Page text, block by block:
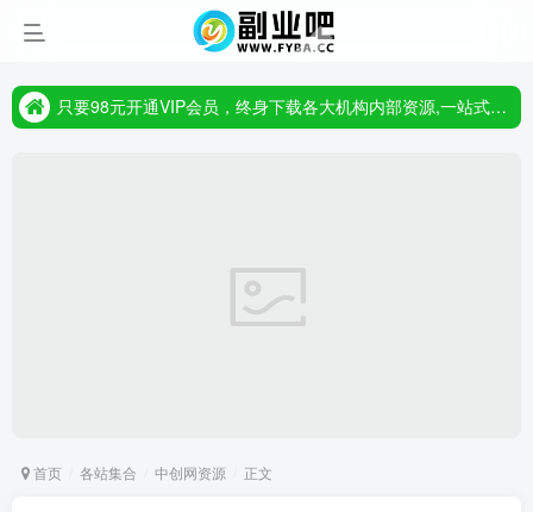
只要98元开通VIP会员，终身下载各大机构内部资源,一站式草根创业基地,最新最强网赚教程大全，小投入，大回报!
首页 各站集合 中创网资源 正文